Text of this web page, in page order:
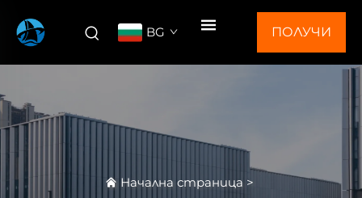
BG ПОЛУЧИ
Начална страница >